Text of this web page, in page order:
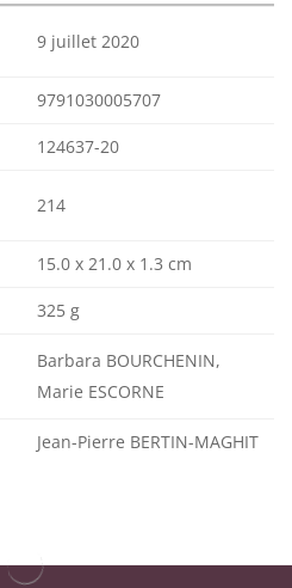
9 juillet 2020
9791030005707
124637-20
214
15.0 x 21.0 x 1.3 cm
325 g
Barbara BOURCHENIN,
Marie ESCORNE
Jean-Pierre BERTIN-MAGHIT